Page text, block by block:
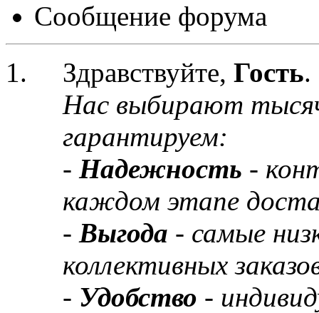
Сообщение форума
Здравствуйте, Гость.
Нас выбирают
гарантируем:
- Надежность -
каждом этапе
- Выгода - самые
коллективных
- Удобство -